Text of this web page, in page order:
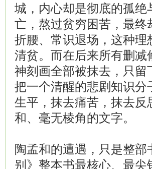
城，内心却是彻底的孤
亡，熬过贫穷困苦，最
折腰、常识退场，这种
清贫。而在后来所有删
神刻画全部被抹去，只
把一个清醒的悲剧知识
生平，抹去痛苦，抹去
和、毫无棱角的文字。
陶孟和的遭遇，只是整
别》整本书最核心、最